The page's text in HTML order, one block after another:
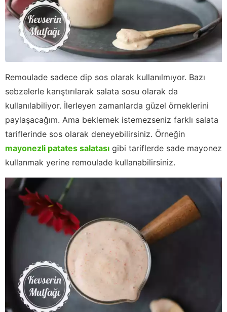
Remoulade sadece dip sos olarak kullanılmıyor. Bazı
sebzelerle karıştırılarak salata sosu olarak da
kullanılabiliyor. İlerleyen zamanlarda güzel örneklerini
paylaşacağım. Ama beklemek istemezseniz farklı salata
tariflerinde sos olarak deneyebilirsiniz. Örneğin
mayonezli patates salatası gibi tariflerde sade mayonez
kullanmak yerine remoulade kullanabilirsiniz.